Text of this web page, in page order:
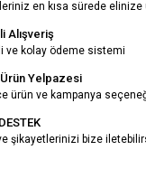
en kısa sürede elinize
Alışveriş
ve kolay ödeme sistemi
Yelpazesi
ürün ve kampanya
şikayetlerinizi bize